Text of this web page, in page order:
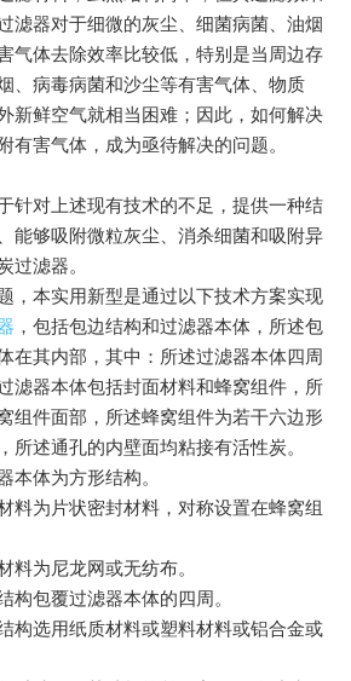
滤器对于细微的灰尘、细菌病菌、油烟
气体去除效率比较低，特别是当周边存
、病毒病菌和沙尘等有害气体、物质
新鲜空气就相当困难；因此，如何解决
有害气体，成为亟待解决的问题。
针对上述现有技术的不足，提供一种结
能够吸附微粒灰尘、消杀细菌和吸附异
过滤器。
，本实用新型是通过以下技术方案实现
，包括包边结构和过滤器本体，所述包
在其内部，其中：所述过滤器本体四周
滤器本体包括封面材料和蜂窝组件，所
组件面部，所述蜂窝组件为若干六边形
所述通孔的内壁面均粘接有活性炭。
本体为方形结构。
料为片状密封材料，对称设置在蜂窝组
料为尼龙网或无纺布。
构包覆过滤器本体的四周。
构选用纸质材料或塑料材料或铝合金或